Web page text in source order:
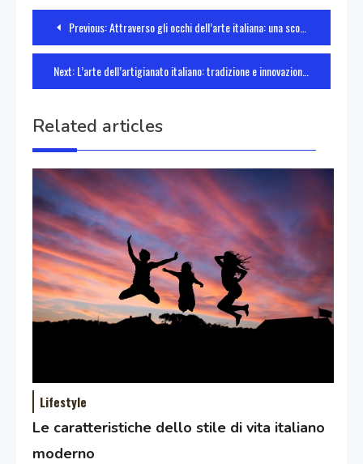
Navigazione
articoli
Previous:Attraverso gli occhi dell’arte italiana: una scoperta dei capolavori nazionali
Next:L’arte dell’artigianato italiano: tradizione e innovazione
Related articles
Lifestyle
Le caratteristiche dello stile di vita italiano
moderno